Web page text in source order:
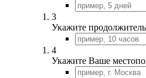
3
Укажите
4
Укажите Ваше